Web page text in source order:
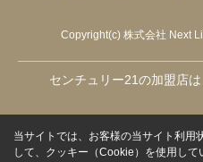
Copyright(c) 株式会社 Next
センチュリー21の加盟店
当サイトでは、お客様の当サイト利用
して、クッキー（Cookie）を使用して